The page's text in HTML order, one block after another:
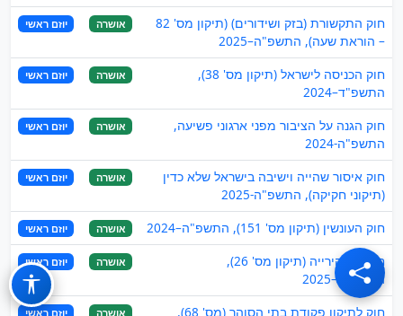
חוק התקשורת (בזק ושידורים) (תיקון מס' 82
– הוראת שעה), התשפ"ה–2025
אושרה יוזם ראשי
חוק הכניסה לישראל (תיקון מס' 38),
התשפ"ד–2024
אושרה יוזם ראשי
חוק הגנה על הציבור מפני ארגוני פשיעה,
התשפ"ה-2024
אושרה יוזם ראשי
חוק איסור שהייה וישיבה בישראל שלא כדין
(תיקוני חקיקה), התשפ"ה-2025
אושרה יוזם ראשי
חוק העונשין (תיקון מס' 151), התשפ"ה–2024 אושרה יוזם ראשי
חוק כלי הירייה (תיקון מס' 26),
התשפ"ה–2025
אושרה יוזם ראשי
חוק לתיקון פקודת בתי הסוהר (מס' 68), אושרה יוזם ראשי